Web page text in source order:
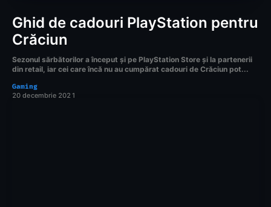
Ghid de cadouri PlayStation pentru
Crăciun
Sezonul sărbătorilor a început și pe PlayStation Store și la partenerii
din retail, iar cei care încă nu au cumpărat cadouri de Crăciun pot...
Gaming
20 decembrie 2021